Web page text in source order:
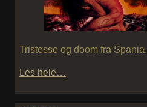
Tristesse og doom fra Spania.
Les hele…